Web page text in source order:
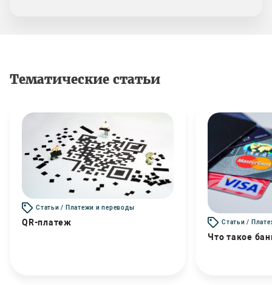
Тематические статьи
Статьи / Платежи и переводы
QR-платеж Статьи /
Что такое